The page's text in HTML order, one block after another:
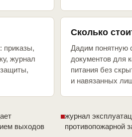
приказы,
журнал
Сколько
Дадим понятную
документов для
питания без
и навязанных
выходов
журнал
противопожарной